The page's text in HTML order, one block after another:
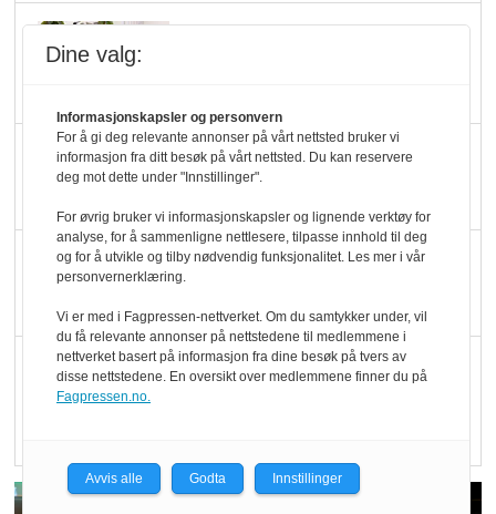
Marit Kolby vant
Blir enklere å velge
økologisk i butikkhylla
Kolonihagen sliter
Rapport: Økokundene
Dine valg:
Informasjonskapsler og personvern
For å gi deg relevante annonser på vårt nettsted bruker vi
informasjon fra ditt besøk på vårt nettsted. Du kan reservere
deg mot dette under "Innstillinger".
For øvrig bruker vi informasjonskapsler og lignende verktøy for
analyse, for å sammenligne nettlesere, tilpasse innhold til deg
og for å utvikle og tilby nødvendig funksjonalitet. Les mer i vår
personvernerklæring.
Vi er med i Fagpressen-nettverket. Om du samtykker under, vil
du få relevante annonser på nettstedene til medlemmene i
nettverket basert på informasjon fra dine besøk på tvers av
disse nettstedene. En oversikt over medlemmene finner du på
Fagpressen.no.
Avvis alle Godta Innstillinger